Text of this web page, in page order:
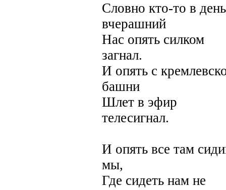
Словно кто-то в день
вчерашний
Нас опять силком
загнал.
И опять с
башни
Шлет в эфир
телесигнал.
И опять все там
мы,
Где сидеть нам не